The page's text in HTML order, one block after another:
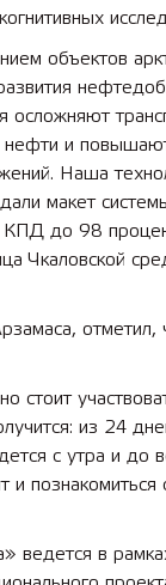
объектов
осложняют
нефти и
Наша
макет
КПД до 98
Чкаловской
отметил,
стоит
из 24
с утра и до
познакомиться
ведется в
2025 11 01